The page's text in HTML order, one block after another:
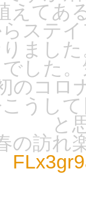
えてあ
ステ
まし
した
のコロ
うし
と
の訪れ